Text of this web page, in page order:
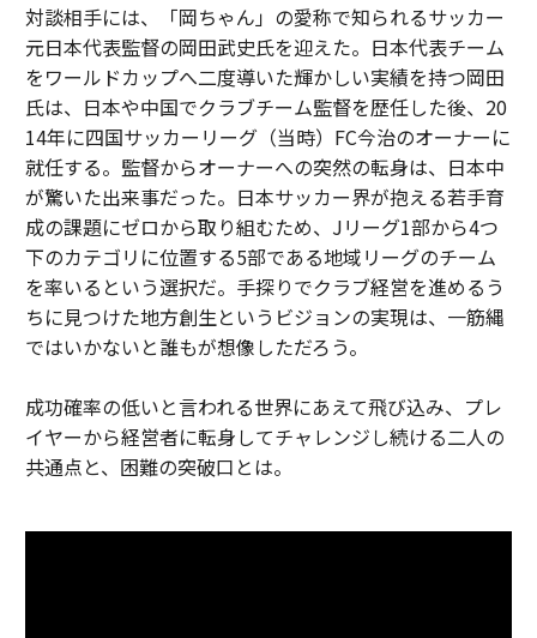
対談相手には、「岡ちゃん」の愛称で知られるサッカー
元日本代表監督の岡田武史氏を迎えた。日本代表チーム
をワールドカップへ二度導いた輝かしい実績を持つ岡田
氏は、日本や中国でクラブチーム監督を歴任した後、20
14年に四国サッカーリーグ（当時）FC今治のオーナーに
就任する。監督からオーナーへの突然の転身は、日本中
が驚いた出来事だった。日本サッカー界が抱える若手育
成の課題にゼロから取り組むため、Jリーグ1部から4つ
下のカテゴリに位置する5部である地域リーグのチーム
を率いるという選択だ。手探りでクラブ経営を進めるう
ちに見つけた地方創生というビジョンの実現は、一筋縄
ではいかないと誰もが想像しただろう。
成功確率の低いと言われる世界にあえて飛び込み、プレ
イヤーから経営者に転身してチャレンジし続ける二人の
共通点と、困難の突破口とは。